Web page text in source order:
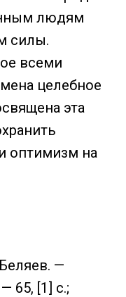
людям
силы.
всеми
целебное
эта
оптимизм на
—
65, [1] с.;